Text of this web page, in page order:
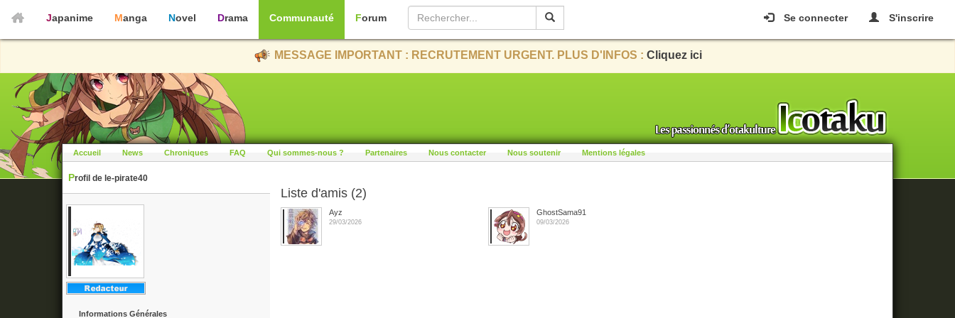
Se connecter S'inscrire
Japanime Manga Novel Drama Communauté Forum
MESSAGE IMPORTANT : RECRUTEMENT URGENT. PLUS D'INFOS : Cliquez ici
Accueil News Chroniques FAQ Qui sommes-nous ? Partenaires Nous contacter Nous soutenir Mentions légales
Profil de le-pirate40
Informations Générales
Liste d'amis (2)
Ayz
29/03/2026
GhostSama91
09/03/2026